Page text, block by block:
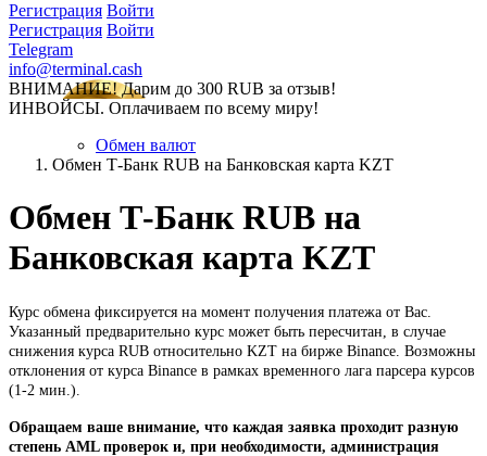
Регистрация Войти
Регистрация Войти
Telegram
info@terminal.cash
ВНИМАНИЕ! Дарим до 300 RUB за отзыв!
ИНВОЙСЫ. Оплачиваем по всему миру!
Обмен валют
Обмен Т-Банк RUB на Банковская карта KZT
Обмен Т-Банк RUB на
Банковская карта KZT
Курс обмена фиксируется на момент получения платежа от Вас.
Указанный предварительно курс может быть пересчитан, в случае
снижения курса RUB относительно KZT на бирже Binance. Возможны
отклонения от курса Binance в рамках временного лага парсера курсов
(1-2 мин.).
Обращаем ваше внимание, что каждая заявка проходит разную
степень AML проверок и, при необходимости, администрация